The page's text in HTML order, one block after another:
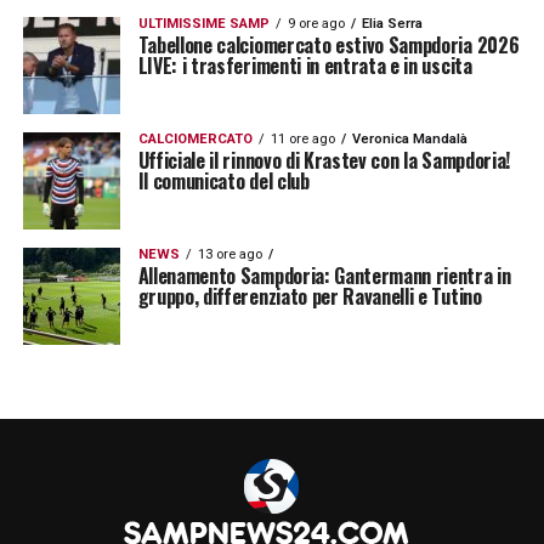
ULTIMISSIME SAMP 9 ore ago Elia Serra
Tabellone calciomercato estivo Sampdoria 2026
LIVE: i trasferimenti in entrata e in uscita
CALCIOMERCATO 11 ore ago Veronica Mandalà
Ufficiale il rinnovo di Krastev con la Sampdoria!
Il comunicato del club
NEWS 13 ore ago
Allenamento Sampdoria: Gantermann rientra in
gruppo, differenziato per Ravanelli e Tutino